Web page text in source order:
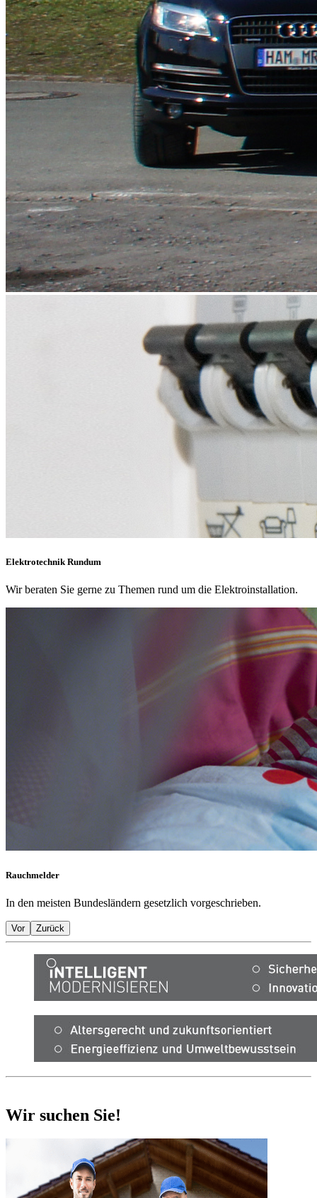
Elektrotechnik Rundum
Wir beraten Sie gerne zu Themen rund um die Elektroinstallation.
Rauchmelder
In den meisten Bundesländern gesetzlich vorgeschrieben.
Vor Zurück
Wir suchen Sie!